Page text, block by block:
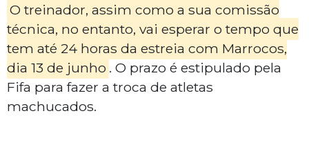
O treinador, assim como a sua comissão
técnica, no entanto, vai esperar o tempo que
tem até 24 horas da estreia com Marrocos,
dia 13 de junho . O prazo é estipulado pela
Fifa para fazer a troca de atletas
machucados.